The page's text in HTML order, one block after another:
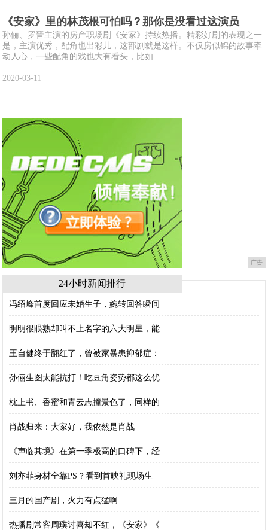
《安家》里的林茂根可怕吗？那你是没看过这演员
孙俪、罗晋主演的房产职场剧《安家》持续热播。精彩好剧的表现之一
是，主演优秀，配角也出彩儿，这部剧就是这样。不仅房似锦的故事牵
动人心，一些配角的戏也大有看头，比如...
2020-03-11
广告
24小时新闻排行
冯绍峰首度回应未婚生子，婉转回答瞬间
明明很眼熟却叫不上名字的六大明星，能
王自健终于翻红了，曾被家暴患抑郁症：
孙俪生图太能抗打！吃豆角姿势都这么优
枕上书、香蜜和青云志撞景色了，同样的
肖战归来：大家好，我依然是肖战
《声临其境》在第一季极高的口碑下，经
刘亦菲身材全靠PS？看到首映礼现场生
三月的国产剧，火力有点猛啊
热播剧常客周璞讨喜却不红，《安家》《